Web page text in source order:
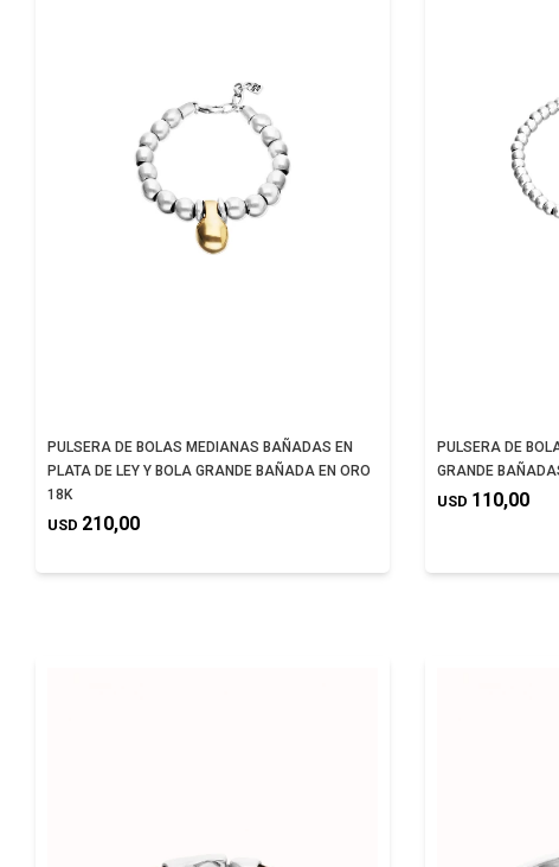
PULSERA DE BOLAS MEDIANAS BAÑADAS EN
PLATA DE LEY Y BOLA GRANDE BAÑADA EN ORO
18K
USD 210,00
PULSERA DE
GRANDE
USD 110,00